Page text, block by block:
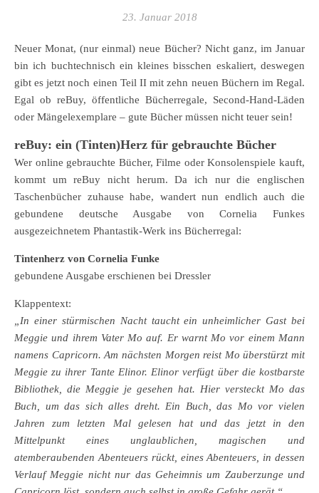
23. Januar 2018
Neuer Monat, (nur einmal) neue Bücher? Nicht ganz, im Januar
bin ich buchtechnisch ein kleines bisschen eskaliert, deswegen
gibt es jetzt noch einen Teil II mit zehn neuen Büchern im Regal.
Egal ob reBuy, öffentliche Bücherregale, Second-Hand-Läden
oder Mängelexemplare – gute Bücher müssen nicht teuer sein!
reBuy: ein (Tinten)Herz für gebrauchte Bücher
Wer online gebrauchte Bücher, Filme oder Konsolenspiele kauft,
kommt um reBuy nicht herum. Da ich nur die englischen
Taschenbücher zuhause habe, wandert nun endlich auch die
gebundene deutsche Ausgabe von Cornelia Funkes
ausgezeichnetem Phantastik-Werk ins Bücherregal:
Tintenherz von Cornelia Funke
gebundene Ausgabe erschienen bei Dressler
Klappentext:
„In einer stürmischen Nacht taucht ein unheimlicher Gast bei
Meggie und ihrem Vater Mo auf. Er warnt Mo vor einem Mann
namens Capricorn. Am nächsten Morgen reist Mo überstürzt mit
Meggie zu ihrer Tante Elinor. Elinor verfügt über die kostbarste
Bibliothek, die Meggie je gesehen hat. Hier versteckt Mo das
Buch, um das sich alles dreht. Ein Buch, das Mo vor vielen
Jahren zum letzten Mal gelesen hat und das jetzt in den
Mittelpunkt eines unglaublichen, magischen und
atemberaubenden Abenteuers rückt, eines Abenteuers, in dessen
Verlauf Meggie nicht nur das Geheimnis um Zauberzunge und